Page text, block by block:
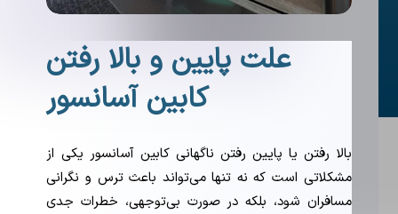
علت پایین و بالا رفتن
کابین آسانسور
بالا رفتن یا پایین رفتن ناگهانی کابین آسانسور یکی از
مشکلاتی است که نه تنها می‌تواند باعث ترس و نگرانی
مسافران شود، بلکه در صورت بی‌توجهی، خطرات جدی